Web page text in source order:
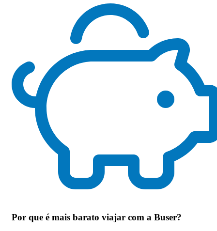
Por que é mais barato viajar com a Buser?